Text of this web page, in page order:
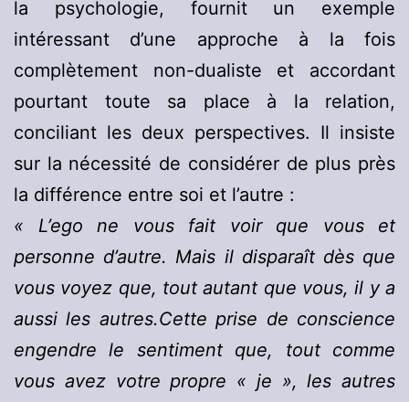
la psychologie, fournit un exemple
intéressant d’une approche à la fois
complètement non-dualiste et accordant
pourtant toute sa place à la relation,
conciliant les deux perspectives. Il insiste
sur la nécessité de considérer de plus près
la différence entre soi et l’autre :
« L’ego ne vous fait voir que vous et
personne d’autre. Mais il disparaît dès que
vous voyez que, tout autant que vous, il y a
aussi les autres.Cette prise de conscience
engendre le sentiment que, tout comme
vous avez votre propre « je », les autres